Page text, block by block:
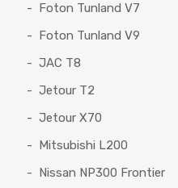
Foton Tunland V7
Foton Tunland V9
JAC T8
Jetour T2
Jetour X70
Mitsubishi L200
Nissan NP300 Frontier